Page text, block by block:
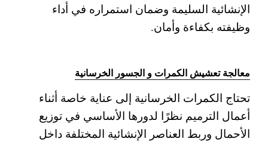
الإنشائية السليمة وضمان استمراره في أداء
وظيفته بكفاءة وأمان.
معالجة تعشيش الكمرات و الجسور الخرسانية
تحتاج الكمرات الخرسانية إلى عناية خاصة أثناء
أعمال الترميم نظرًا لدورها الأساسي في توزيع
الأحمال وربط العناصر الإنشائية المختلفة داخل